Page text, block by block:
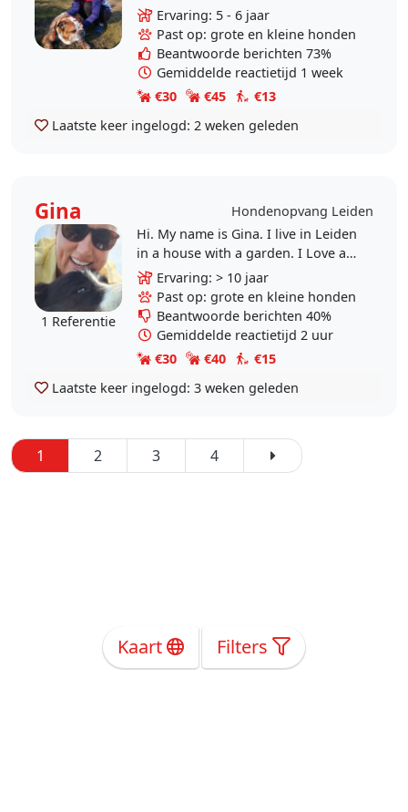
Leiden, Hoge Mors zone. I am a
housewife, so I am very flexible
with time and I..
Ervaring: 5 - 6 jaar
Past op: grote en kleine honden
Beantwoorde berichten 73%
Gemiddelde reactietijd 1 week
€30
€45
€13
Laatste keer ingelogd: 2 weken geleden
Gina Hondenopvang Leiden
1 Referentie
Hi. My name is Gina. I live in Leiden
in a house with a garden. I Love all
animals, except
reptiles(snakes...etc) Can pet sit,
play, chill, go for a..
Ervaring: > 10 jaar
Past op: grote en kleine honden
Beantwoorde berichten 40%
Gemiddelde reactietijd 2 uur
€30
€40
€15
Laatste keer ingelogd: 3 weken geleden
1 2 3 4
Kaart Filters